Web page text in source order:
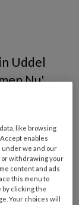
Uddel
Nu'.
de dag
op een
like browsing
enables
under we and our
or withdrawing your
content and ads
this menu to
by clicking the
Your choices will